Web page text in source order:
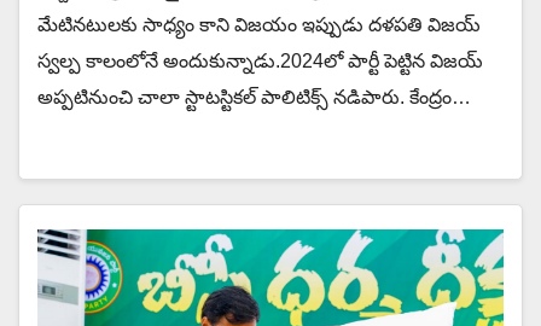
మేటిన‌టులకు సాధ్యం కాని విజ‌యం ఇప్పుడు ద‌ళ‌ప‌తి విజ‌య్
స్వ‌ల్ప కాలంలోనే అందుకున్నాడు.2024లో పార్టీ పెట్టిన విజయ్
అప్ప‌టినుంచి చాలా స్టాట‌స్టిక‌ల్ పాలిటిక్స్ న‌డిపారు. కేంద్రం…